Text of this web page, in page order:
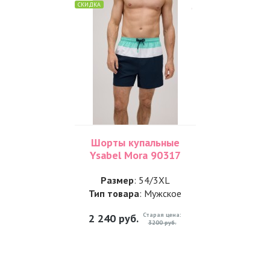
СКИДКА
Шорты купальные
Ysabel Mora 90317
Размер: 54/3XL
Тип товара: Мужское
2 240 руб. Старая цена:
3200 руб.